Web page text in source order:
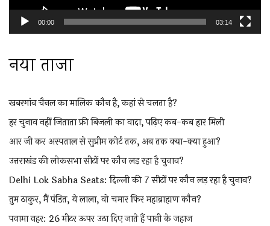
00:00 03:14
नया ताजा
खबरगांव चैनल का मालिक कौन है, कहां से चलता है?
हर चुनाव नहीं जिताता फ्री बिजली का वादा, पढ़िए कब-कब हार मिली
आर जी कर अस्पताल से सुप्रीम कोर्ट तक, अब तक क्या-क्या हुआ?
उत्तराखंड की लोकसभा सीटों पर कौन लड़ रहा है चुनाव?
Delhi Lok Sabha Seats: दिल्ली की 7 सीटों पर कौन लड़ रहा है चुनाव?
तुम ठाकुर, मैं पंडित, ये लाला, वो चमार फिर महाब्राह्मण कौन?
पनामा नहर: 26 मीटर ऊपर उठा दिए जाते हैं पानी के जहाज